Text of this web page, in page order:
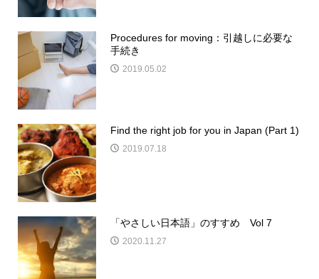
Procedures for moving：引越しに必要な
手続き
2019.05.02
Find the right job for you in Japan (Part 1)
2019.07.18
「やさしい日本語」のすすめ Vol 7
2020.11.27